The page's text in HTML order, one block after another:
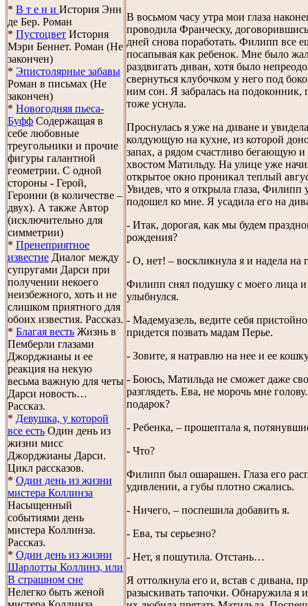
* В т е н и История Энн
де Бер. Роман
* Пустоцвет История
Мэри Беннет. Роман (Не
закончен)
* Эпистолярные забавы
Роман в письмах (Не
закончен)
* Новогодняя пьеса-
Буфф Содержащая в
себе любовные
треугольники и прочие
фигуры галантной
геометрии. С одной
стороны - Герой,
Героини (в количестве –
двух). А также Автор
(исключительно для
симметрии)
* Пренеприятное
известие Диалог между
супругами Дарси при
получении некоего
неизбежного, хоть и не
слишком приятного для
обоих известия. Рассказ.
* Благая весть Жизнь в
Пемберли глазами
Джорджианы и ее
реакция на некую
весьма важную для четы
Дарси новость…
Рассказ.
* Девушка, у которой
все есть Один день из
жизни мисс
Джорджианы Дарси.
Цикл рассказов.
* Один день из жизни
мистера Коллинза
Насыщенный
событиями день
мистера Коллинза.
Рассказ.
* Один день из жизни
Шарлотты Коллинз, или
В страшном сне
Нелегко быть женой
В восьмом часу утра мои глаза
проводила Франческу, договорившись
дней снова поработать. Филипп все
посапывая как ребенок. Мне было
раздвигать диван, хотя было
свернуться клубочком у него под
ним сон. Я забралась на подоконник,
тоже уснула.
Проснулась я уже на диване и
колдующую на кухне, из которой
запах, а рядом счастливо бегающую
хвостом Матильду. На улице уже
открытое окно проникал теплый
Увидев, что я открыла глаза, Филипп
подошел ко мне. Я усадила его на
- Итак, дорогая, как мы будем
рождения?
- О, нет! – воскликнула я и надела на
Филипп снял подушку с моего лица и
улыбнулся.
- Мадемуазель, ведите себя
придется позвать мадам Перье.
- Зовите, я натравлю на нее и ее
- Боюсь, Матильда не сможет даже
разглядеть. Ева, не морочь мне
подарок?
- Ребенка, – прошептала я,
- Что?
Филипп был ошарашен. Глаза его
удивлении, а губы плотно сжались.
- Ничего, – поспешила добавить я.
- Ева, ты серьезно?
- Нет, я пошутила. Отстань…
Я оттолкнула его и, встав с дивана,
разыскивать тапочки. Обнаружила я